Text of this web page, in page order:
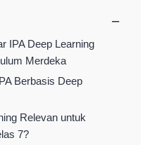
−
IPA Deep Learning
Merdeka
Berbasis Deep
Relevan untuk
7?